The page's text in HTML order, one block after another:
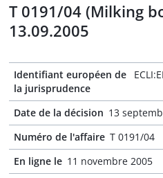
T 0191/04 (Milking
13.09.2005
Identifiant européen de
la jurisprudence
Date de la décision 13
Numéro de l'affaire T 0191/04
En ligne le 11 novembre 2005